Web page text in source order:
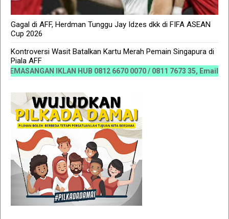
Gagal di AFF, Herdman Tunggu Jay Idzes dkk di FIFA ASEAN
Cup 2026
Kontroversi Wasit Batalkan Kartu Merah Pemain Singapura di
Piala AFF
IKLAN HUB 0812 6670 0070 / 0811 7673 35,